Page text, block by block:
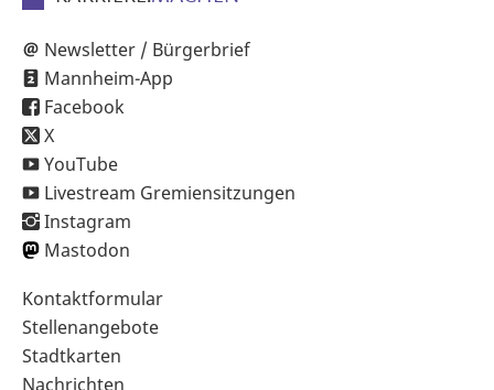
Newsletter / Bürgerbrief
Mannheim-App
Facebook
X
YouTube
Livestream Gremiensitzungen
Instagram
Mastodon
Sekundärnavigation
im
Fußbereich
Kontaktformular
Stellenangebote
Stadtkarten
Nachrichten